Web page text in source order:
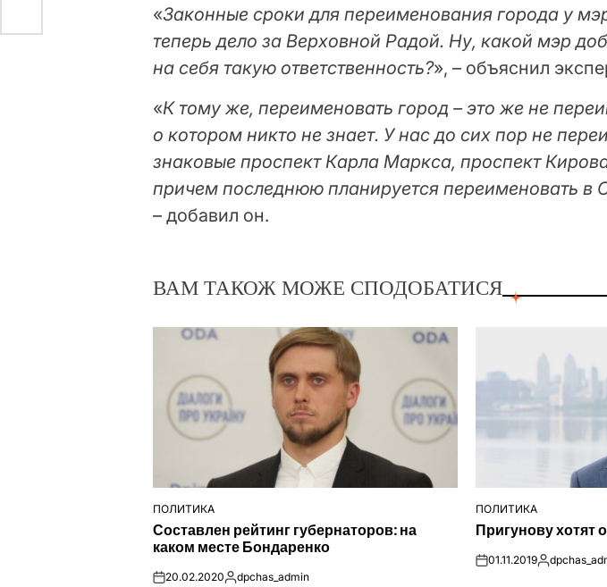
«Законные сроки для переименования города у
теперь дело за Верховной Радой. Ну, какой мэр
на себя такую ответственность?», – объяснил
«К тому же, переименовать город – это же не
о котором никто не знает. У нас до сих пор не
знаковые проспект Карла Маркса, проспект
причем последнюю планируется переименовать в
– добавил он.
ВАМ ТАКОЖ МОЖЕ СПОДОБАТИСЯ
ОПУБЛІКУВАТИ
У
ПОЛИТИКА
Составлен рейтинг губернаторов: на
каком месте Бондаренко
on20.02.2020Опубліковано
dpchas_admin
ОПУБЛІКУВАТИ
ПОЛИТИКА
Пригунову хотят
on01.11.2019